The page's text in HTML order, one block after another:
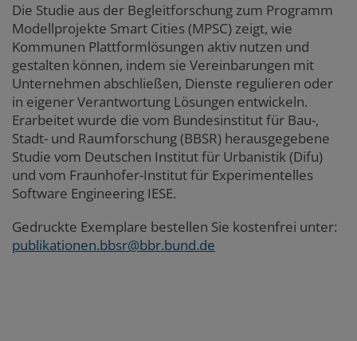
Die Studie aus der Begleitforschung zum Programm
Modellprojekte Smart Cities (MPSC) zeigt, wie
Kommunen Plattformlösungen aktiv nutzen und
gestalten können, indem sie Vereinbarungen mit
Unternehmen abschließen, Dienste regulieren oder
in eigener Verantwortung Lösungen entwickeln.
Erarbeitet wurde die vom Bundesinstitut für Bau-,
Stadt- und Raumforschung (BBSR) herausgegebene
Studie vom Deutschen Institut für Urbanistik (Difu)
und vom Fraunhofer-Institut für Experimentelles
Software Engineering IESE.
Gedruckte Exemplare bestellen Sie kostenfrei unter:
publikationen.bbsr@bbr.bund.de